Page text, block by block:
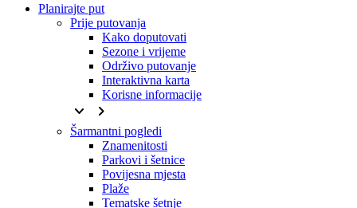
Planirajte put
Prije putovanja
Kako doputovati
Sezone i vrijeme
Održivo putovanje
Interaktivna karta
Korisne informacije
keyboard_arrow_down keyboard_arrow_right
Šarmantni pogledi
Znamenitosti
Parkovi i šetnice
Povijesna mjesta
Plaže
Tematske šetnje